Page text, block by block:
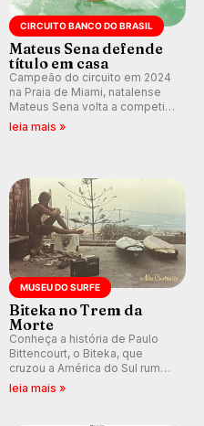
CIRCUITO BANCO DO BRASIL
Mateus Sena defende
título em casa
Campeão do circuito em 2024
na Praia de Miami, natalense
Mateus Sena volta a competir
em casa em busca de manter a
leia mais »
MUSEU DO SURFE
Biteka no Trem da
Morte
Conheça a história de Paulo
Bittencourt, o Biteka, que
cruzou a América do Sul rumo
ao Pacífico em uma jornada
leia mais »